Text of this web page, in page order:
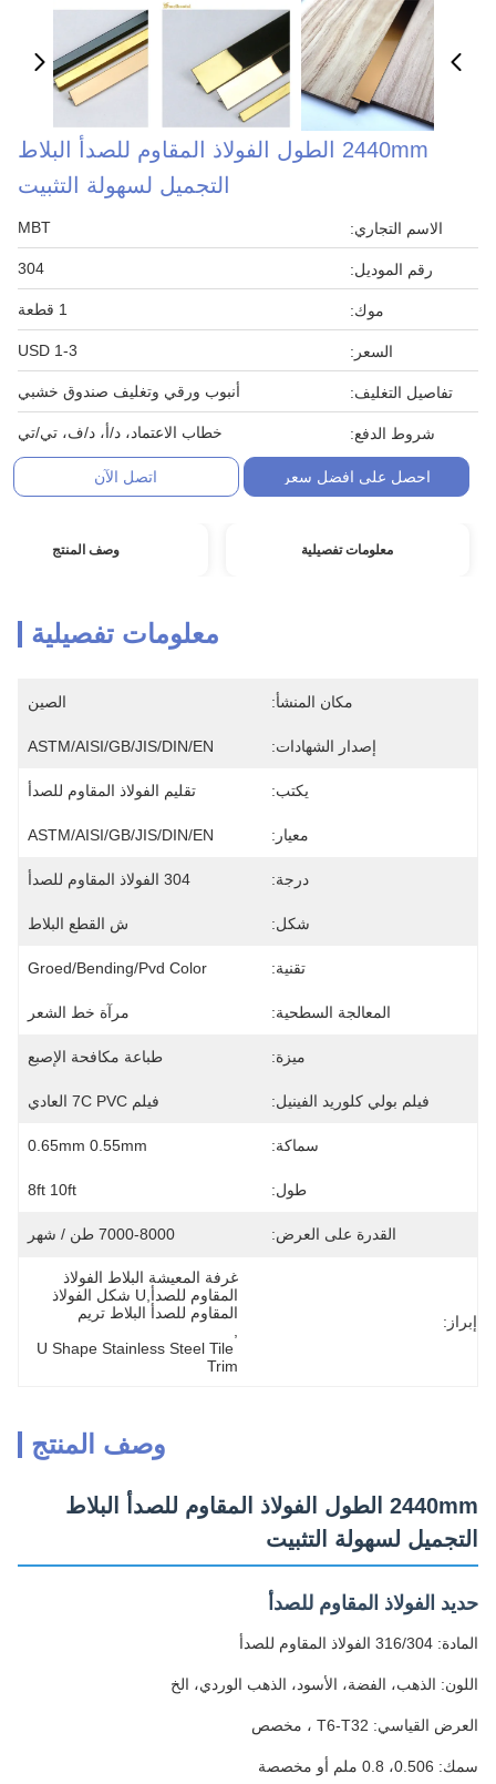
2440mm الطول الفولاذ المقاوم للصدأ البلاط
التجميل لسهولة التثبيت
الاسم التجاري: MBT
رقم الموديل: 304
موك: 1 قطعة
السعر: 1-3 USD
تفاصيل التغليف: أنبوب ورقي وتغليف صندوق خشبي
شروط الدفع: خطاب الاعتماد، د/أ، د/ف، تي/تي
احصل على افضل سعر اتصل الآن
معلومات تفصيلية وصف المنتج
معلومات تفصيلية
مكان المنشأ: الصين
إصدار الشهادات: ASTM/AISI/GB/JIS/DIN/EN
يكتب: تقليم الفولاذ المقاوم للصدأ
معيار: ASTM/AISI/GB/JIS/DIN/EN
درجة: 304 الفولاذ المقاوم للصدأ
شكل: ش القطع البلاط
تقنية: Groed/bending/pvd Color
المعالجة السطحية: مرآة خط الشعر
ميزة: طباعة مكافحة الإصبع
فيلم بولي كلوريد الفينيل: فيلم 7C PVC العادي
سماكة: 0.65mm 0.55mm
طول: 8ft 10ft
القدرة على العرض: 7000-8000 طن / شهر
إبراز:
المقاوم للصدأ البلاط تريم
U Shape Stainless Steel Tile
Trim
وصف المنتج
2440mm الطول الفولاذ المقاوم للصدأ البلاط
التجميل لسهولة التثبيت
حديد الفولاذ المقاوم للصدأ
المادة: 316/304 الفولاذ المقاوم للصدأ
اللون: الذهب، الفضة، الأسود، الذهب الوردي، الخ
العرض القياسي: T6-T32 ، مخصص
سمك: 0.506، 0.8 ملم أو مخصصة